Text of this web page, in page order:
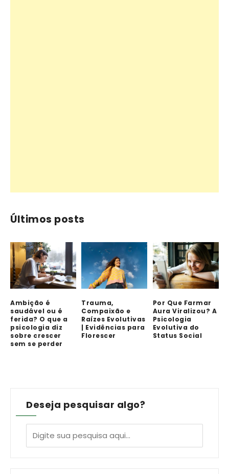
Últimos posts
Ambição é
saudável ou é
ferida? O que a
psicologia diz
sobre crescer
sem se perder
Trauma,
Compaixão e
Raízes Evolutivas
| Evidências para
Florescer
Por Que Farmar
Aura Viralizou? A
Psicologia
Evolutiva do
Status Social
Deseja pesquisar algo?